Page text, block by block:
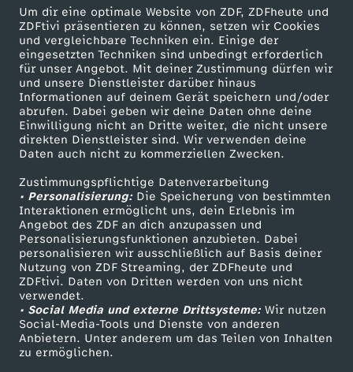
Um dir eine optimale Website von ZDF, ZDFheute und
ZDFtivi präsentieren zu können, setzen wir Cookies
und vergleichbare Techniken ein. Einige der
eingesetzten Techniken sind unbedingt erforderlich
für unser Angebot. Mit deiner Zustimmung dürfen wir
und unsere Dienstleister darüber hinaus
Informationen auf deinem Gerät speichern und/oder
abrufen. Dabei geben wir deine Daten ohne deine
Einwilligung nicht an Dritte weiter, die nicht unsere
direkten Dienstleister sind. Wir verwenden deine
Daten auch nicht zu kommerziellen Zwecken.
Zustimmungspflichtige Datenverarbeitung
• Personalisierung:Die Speicherung von bestimmten
Interaktionen ermöglicht uns, dein Erlebnis im
Angebot des ZDF an dich anzupassen und
Personalisierungsfunktionen anzubieten. Dabei
personalisieren wir ausschließlich auf Basis deiner
Nutzung von ZDF Streaming, der ZDFheute und
ZDFtivi. Daten von Dritten werden von uns nicht
verwendet.
• Social Media und externe Drittsysteme:Wir nutzen
Social-Media-Tools und Dienste von anderen
Anbietern. Unter anderem um das Teilen von Inhalten
zu ermöglichen.
r
i
e
r
u
n
g
m
i
n
Mehr ZDF
ZDF-Apps
Smart TV
ZDFtext
Livestreams
Sendungen A-Z
TV-Programm
Service
ZDFmitreden
Kontakt zum ZDF
Tickets
Zuschauerservice
Hilfe
ZDF Unternehmen
Karriere